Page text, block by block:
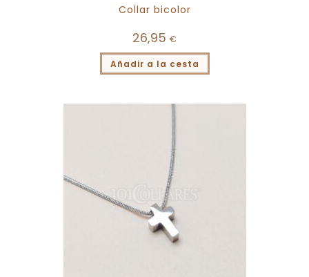
Collar bicolor
26,95 €
Añadir a la cesta